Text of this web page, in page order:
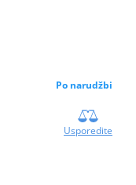
Po narudžbi
Usporedite